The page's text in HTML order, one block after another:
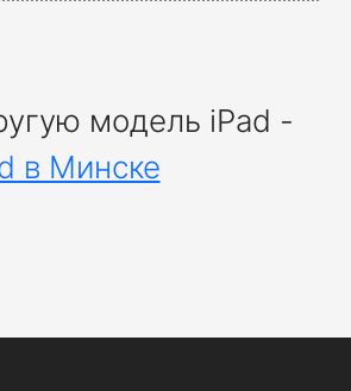
модель iPad -
в Минске